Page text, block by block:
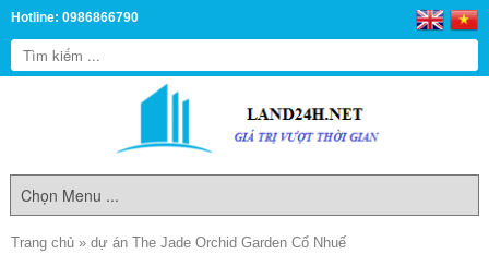
Hotline: 0986866790
Trang chủ » dự án The Jade Orchid Garden Cổ Nhuế